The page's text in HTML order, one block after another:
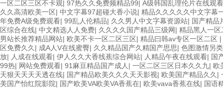
一区二区三区不卡观| 97热久久免费频精品99| A级韩国乱理伦片在线观看
久久高清欧美一区| 中文字幕97超碰大香小说| 精品久久久久久中文字幕
年免费A级免费观看| 99乱人伦精品| 久久男人中文字幕资源站| 国产精品
区综合在线| 中文精选人人免费| 久久久久国产精品三级网| 精品黑人一区
男站长推荐精品网站| 欧美不卡一区二区三区| 精品曰韩av专区一区二区 |
区免费久久 | 成A人V在线蜜臀| 久久精品国产久精国产思思| 色图激情另
放| 人成在线观看| 伊人久久大香线蕉综合网站| 人精品午夜在线观看| 国
99热| 网站免费观看| 91麻豆精品国产成人 | 一区二区三区日本久久九| 欧
天狠天天天天透在线| 国产精品欧美久久久天天影视| 欧美国产精品久久 |
美国产怡红院影院| 国产欧美VA欧美VA香蕉在| 欧美vava香蕉在线| 国语